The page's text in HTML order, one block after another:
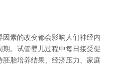
素的改变都会影响人们神经内
。试管婴儿过程中每日接受促
胎培养结果、经济压力、家庭